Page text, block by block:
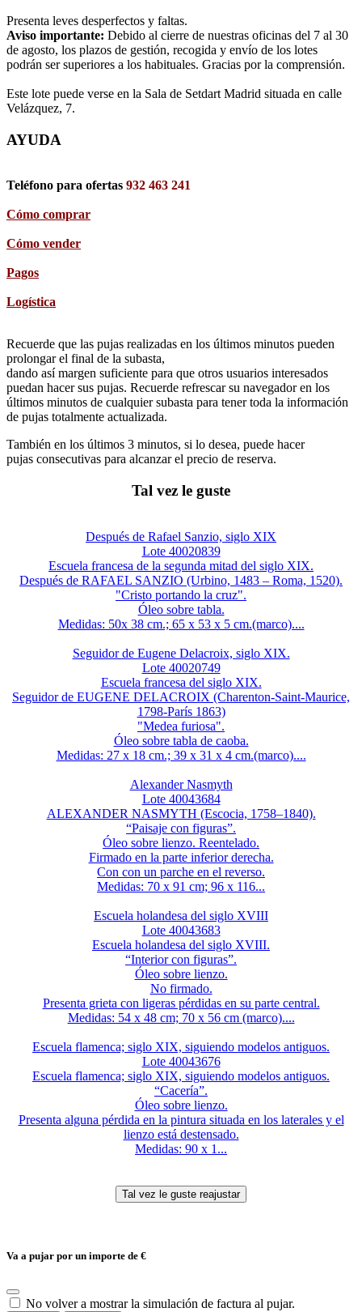
Presenta leves desperfectos y faltas.
Aviso importante: Debido al cierre de nuestras oficinas del 7 al 30
de agosto, los plazos de gestión, recogida y envío de los lotes
podrán ser superiores a los habituales. Gracias por la comprensión.
Este lote puede verse en la Sala de Setdart Madrid situada en calle
Velázquez, 7.
AYUDA
Teléfono para ofertas 932 463 241
Cómo comprar
Cómo vender
Pagos
Logística
Recuerde que las pujas realizadas en los últimos minutos pueden
prolongar el final de la subasta,
dando así margen suficiente para que otros usuarios interesados
puedan hacer sus pujas. Recuerde refrescar su navegador en los
últimos minutos de cualquier subasta para tener toda la información
de pujas totalmente actualizada.
También en los últimos 3 minutos, si lo desea, puede hacer
pujas consecutivas para alcanzar el precio de reserva.
Tal vez le guste
Después de Rafael Sanzio, siglo XIX
Lote 40020839
Escuela francesa de la segunda mitad del siglo XIX.
Después de RAFAEL SANZIO (Urbino, 1483 – Roma, 1520).
"Cristo portando la cruz".
Óleo sobre tabla.
Medidas: 50x 38 cm.; 65 x 53 x 5 cm.(marco)....
Seguidor de Eugene Delacroix, siglo XIX.
Lote 40020749
Escuela francesa del siglo XIX.
Seguidor de EUGENE DELACROIX (Charenton-Saint-Maurice,
1798-París 1863)
"Medea furiosa".
Óleo sobre tabla de caoba.
Medidas: 27 x 18 cm.; 39 x 31 x 4 cm.(marco)....
Alexander Nasmyth
Lote 40043684
ALEXANDER NASMYTH (Escocia, 1758–1840).
“Paisaje con figuras”.
Óleo sobre lienzo. Reentelado.
Firmado en la parte inferior derecha.
Con con un parche en el reverso.
Medidas: 70 x 91 cm; 96 x 116...
Escuela holandesa del siglo XVIII
Lote 40043683
Escuela holandesa del siglo XVIII.
“Interior con figuras”.
Óleo sobre lienzo.
No firmado.
Presenta grieta con ligeras pérdidas en su parte central.
Medidas: 54 x 48 cm; 70 x 56 cm (marco)....
Escuela flamenca; siglo XIX, siguiendo modelos antiguos.
Lote 40043676
Escuela flamenca; siglo XIX, siguiendo modelos antiguos.
“Cacería”.
Óleo sobre lienzo.
Presenta alguna pérdida en la pintura situada en los laterales y el
lienzo está destensado.
Medidas: 90 x 1...
Va a pujar por un importe de €
No volver a mostrar la simulación de factura al pujar.